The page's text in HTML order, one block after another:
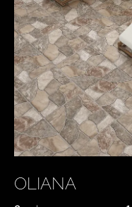
OLIANA